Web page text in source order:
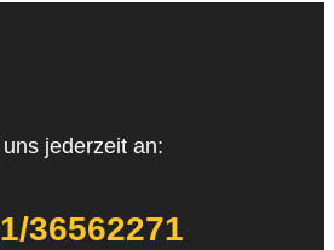
jederzeit an:
36562271